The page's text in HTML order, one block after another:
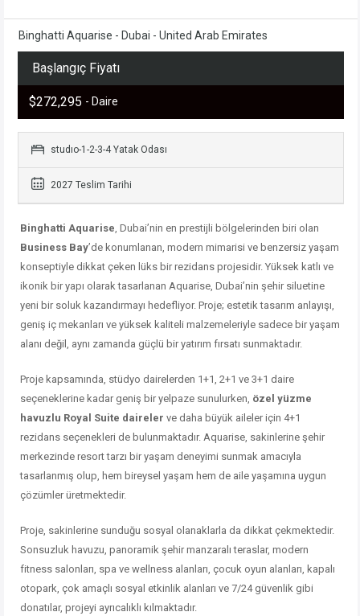
Binghatti Aquarise - Dubai - United Arab Emirates
Başlangıç Fiyatı
$272,295 - Daire
studıo-1-2-3-4 Yatak Odası
2027 Teslim Tarihi
Binghatti Aquarise , Dubai’nin en prestijli bölgelerinden biri olan
Business Bay’de konumlanan, modern mimarisi ve benzersiz yaşam
konseptiyle dikkat çeken lüks bir rezidans projesidir. Yüksek katlı ve
ikonik bir yapı olarak tasarlanan Aquarise, Dubai’nin şehir siluetine
yeni bir soluk kazandırmayı hedefliyor. Proje; estetik tasarım anlayışı,
geniş iç mekanları ve yüksek kaliteli malzemeleriyle sadece bir yaşam
alanı değil, aynı zamanda güçlü bir yatırım fırsatı sunmaktadır.
Proje kapsamında, stüdyo dairelerden 1+1, 2+1 ve 3+1 daire
seçeneklerine kadar geniş bir yelpaze sunulurken, özel yüzme
havuzlu Royal Suite daireler ve daha büyük aileler için 4+1
rezidans seçenekleri de bulunmaktadır. Aquarise, sakinlerine şehir
merkezinde resort tarzı bir yaşam deneyimi sunmak amacıyla
tasarlanmış olup, hem bireysel yaşam hem de aile yaşamına uygun
çözümler üretmektedir.
Proje, sakinlerine sunduğu sosyal olanaklarla da dikkat çekmektedir.
Sonsuzluk havuzu, panoramik şehir manzaralı teraslar, modern
fitness salonları, spa ve wellness alanları, çocuk oyun alanları, kapalı
otopark, çok amaçlı sosyal etkinlik alanları ve 7/24 güvenlik gibi
donatılar, projeyi ayrıcalıklı kılmaktadır.